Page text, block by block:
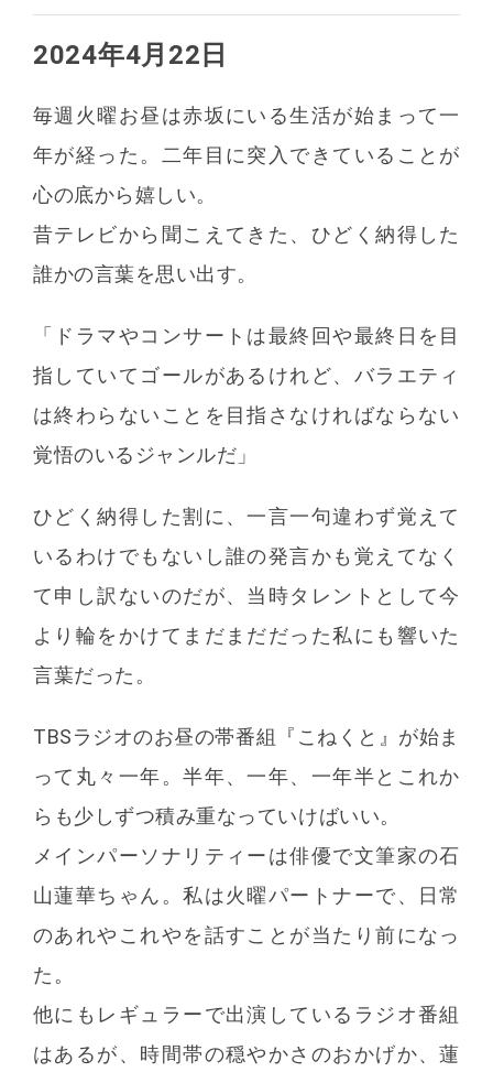
2024年4月22日
毎週火曜お昼は赤坂にいる生活が始まって一
年が経った。二年目に突入できていることが
心の底から嬉しい。
昔テレビから聞こえてきた、ひどく納得した
誰かの言葉を思い出す。
「ドラマやコンサートは最終回や最終日を目
指していてゴールがあるけれど、バラエティ
は終わらないことを目指さなければならない
覚悟のいるジャンルだ」
ひどく納得した割に、一言一句違わず覚えて
いるわけでもないし誰の発言かも覚えてなく
て申し訳ないのだが、当時タレントとして今
より輪をかけてまだまだだった私にも響いた
言葉だった。
TBSラジオのお昼の帯番組『こねくと』が始ま
って丸々一年。半年、一年、一年半とこれか
らも少しずつ積み重なっていけばいい。
メインパーソナリティーは俳優で文筆家の石
山蓮華ちゃん。私は火曜パートナーで、日常
のあれやこれやを話すことが当たり前になっ
た。
他にもレギュラーで出演しているラジオ番組
はあるが、時間帯の穏やかさのおかげか、蓮